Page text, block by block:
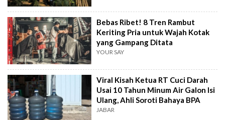
Bebas Ribet! 8 Tren Rambut
Keriting Pria untuk Wajah Kotak
yang Gampang Ditata
YOUR SAY
Viral Kisah Ketua RT Cuci Darah
Usai 10 Tahun Minum Air Galon Isi
Ulang, Ahli Soroti Bahaya BPA
JABAR